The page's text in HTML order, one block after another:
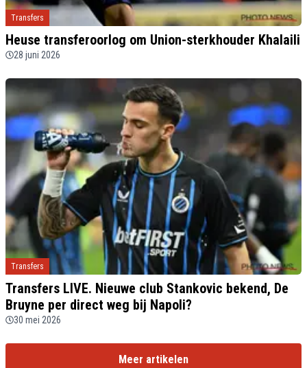
Transfers
Heuse transferoorlog om Union-sterkhouder Khalaili
28 juni 2026
Transfers
Transfers LIVE. Nieuwe club Stankovic bekend, De
Bruyne per direct weg bij Napoli?
30 mei 2026
Meer artikelen